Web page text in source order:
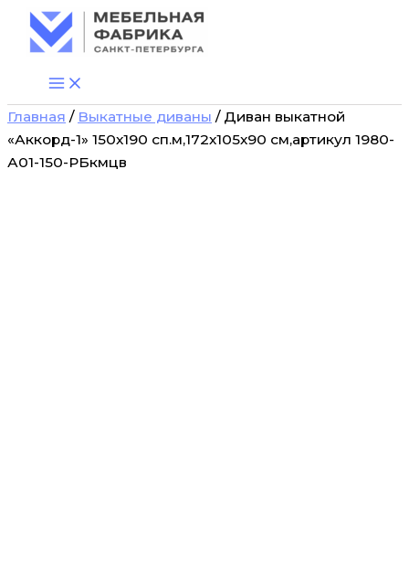
Перейти
содержимому
Главная / Выкатные диваны / Диван выкатной
«Аккорд-1» 150х190 сп.м,172х105х90 см,артикул 1980-
А01-150-РБкмцв
Количество
товара
Диван
"Аккорд-1"
сп.м,172х105х90
см,артикул
1980-
А01-